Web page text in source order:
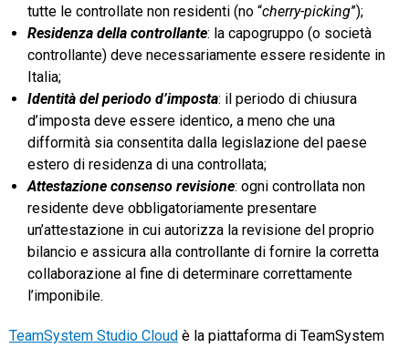
tutte le controllate non residenti (no “cherry-picking”);
Residenza della controllante: la capogruppo (o società
controllante) deve necessariamente essere residente in
Italia;
Identità del periodo d’imposta: il periodo di chiusura
d’imposta deve essere identico, a meno che una
difformità sia consentita dalla legislazione del paese
estero di residenza di una controllata;
Attestazione consenso revisione: ogni controllata non
residente deve obbligatoriamente presentare
un’attestazione in cui autorizza la revisione del proprio
bilancio e assicura alla controllante di fornire la corretta
collaborazione al fine di determinare correttamente
l’imponibile.
TeamSystem Studio Cloud è la piattaforma di TeamSystem